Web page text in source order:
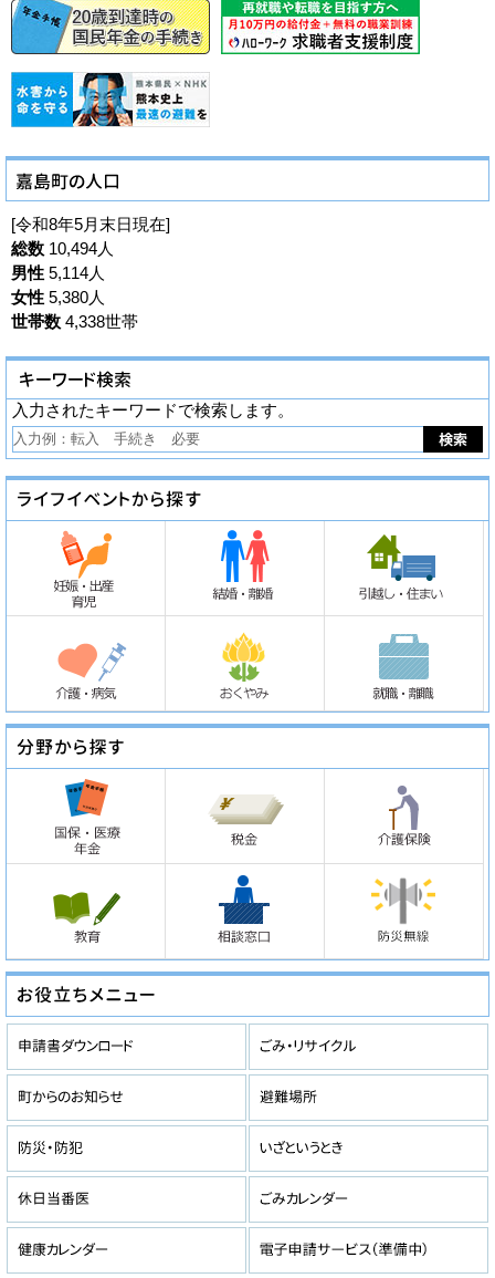
[令和8年5月末日現在]
総数 10,494人
男性 5,114人
女性 5,380人
世帯数 4,338世帯
入力されたキーワードで検索します。